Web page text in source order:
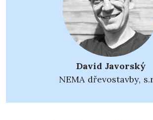
David Javorský
NEMA dřevostavby,